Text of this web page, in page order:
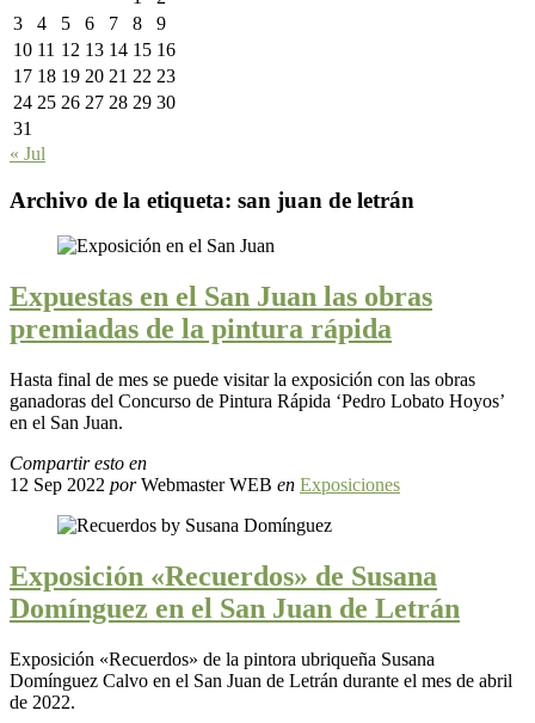
3
4 5 6 7 8
9
10 11 12 13 14 15 16
17 18 19 20 21 22 23
24 25 26 27 28 29 30
31
« Jul
Archivo de la etiqueta: san juan de letrán
Expuestas en el San Juan las obras
premiadas de la pintura rápida
Hasta final de mes se puede visitar la exposición con las obras
ganadoras del Concurso de Pintura Rápida ‘Pedro Lobato Hoyos’
en el San Juan.
Compartir esto en
12 Sep 2022 porWebmaster WEB en Exposiciones
Exposición «Recuerdos» de Susana
Domínguez en el San Juan de Letrán
Exposición «Recuerdos» de la pintora ubriqueña Susana
Domínguez Calvo en el San Juan de Letrán durante el mes de abril
de 2022.